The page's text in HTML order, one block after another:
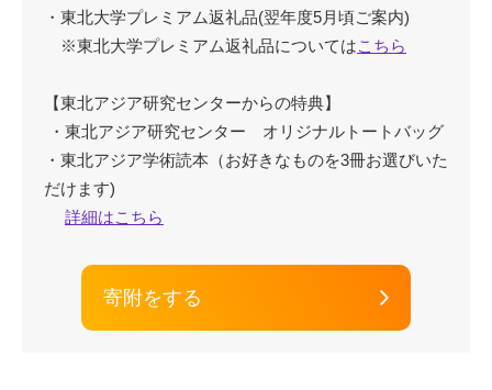
・東北大学プレミアム返礼品(翌年度5月頃ご案内)
※東北大学プレミアム返礼品についてはこちら
【東北アジア研究センターからの特典】
・東北アジア研究センター オリジナルトートバッグ
・東北アジア学術読本（お好きなものを3冊お選びいた
だけます)
詳細はこちら
寄附をする